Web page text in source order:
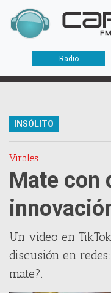
Radio
INSÓLITO
Virales
Mate con
Un video en
discusión en
mate?.